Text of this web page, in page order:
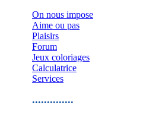
On nous impose
Aime ou pas
Plaisirs
Forum
Jeux coloriages
Calculatrice
Services
..............